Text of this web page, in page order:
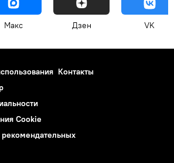
Макс Дзен VK
Контакты
Cookie